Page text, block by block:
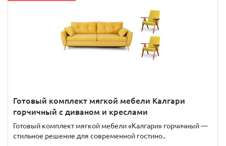
Готовый комплект мягкой мебели Калгари
горчичный с диваном и креслами
Готовый комплект мягкой мебели «Калгари» горчичный —
стильное решение для современной гостино..